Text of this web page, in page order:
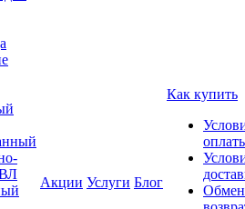
Акции Услуги Блог
Как купить